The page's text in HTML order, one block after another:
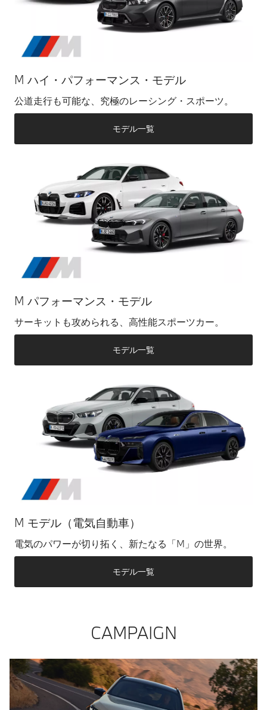
M ハイ・パフォーマンス・モデル
公道走行も可能な、究極のレーシング・スポーツ。
モデル一覧
M パフォーマンス・モデル
サーキットも攻められる、高性能スポーツカー。
モデル一覧
M モデル（電気自動車）
電気のパワーが切り拓く、新たなる「M」の世界。
モデル一覧
CAMPAIGN